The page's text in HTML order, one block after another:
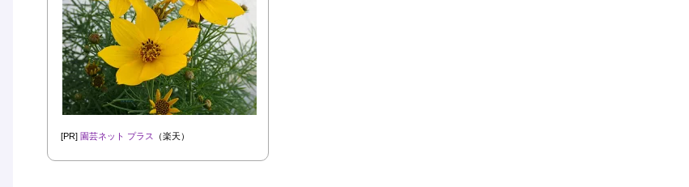
[PR] 園芸ネット プラス （楽天）